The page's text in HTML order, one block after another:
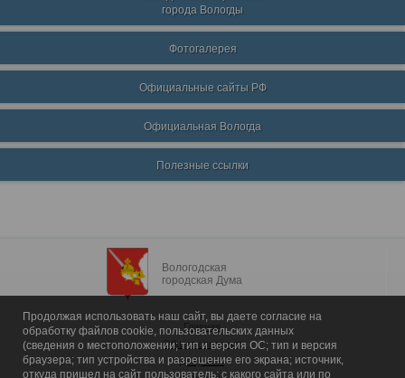
города Вологды
Фотогалерея
Официальные сайты РФ
Официальная Вологда
Полезные ссылки
Вологодская
городская Дума
Главная
Общие сведения
Депутаты
Продолжая использовать наш сайт, вы даете согласие на
обработку файлов cookie, пользовательских данных
(сведения о местоположении; тип и версия ОС; тип и версия
браузера; тип устройства и разрешение его экрана; источник,
откуда пришел на сайт пользователь; с какого сайта или по